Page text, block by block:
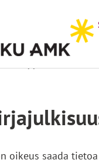
oikeus saada